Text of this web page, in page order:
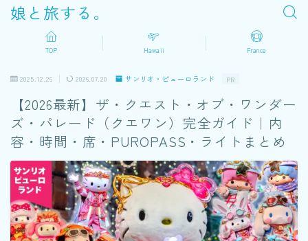
娘と旅する。
TOP Hawaii France
2025.12.26 2026.07.20 サンリオ・ピューロランド PR
【2026最新】ザ・クエスト・オブ・ワンダー
ズ・パレード（クエワン）完全ガイド｜内
容・時間・席・PUROPASS・ライトまとめ